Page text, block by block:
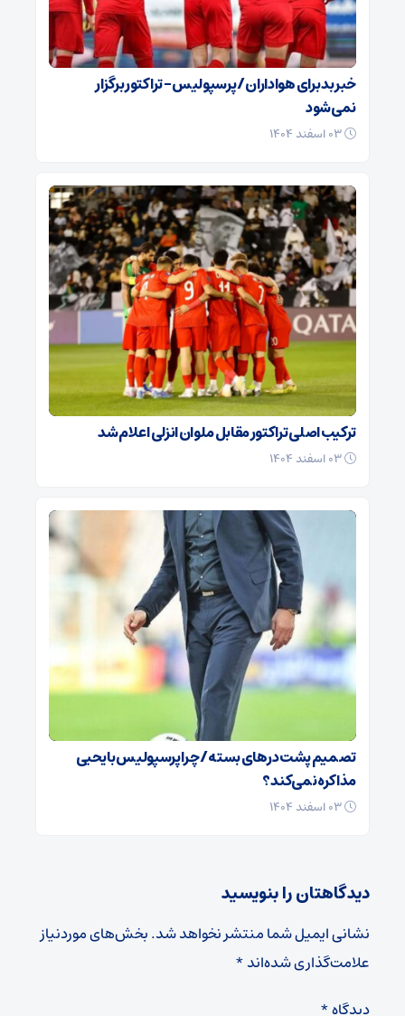
خبر بد برای هواداران / پرسپولیس – تراکتور برگزار
نمی‌شود
ترکیب اصلی تراکتور مقابل ملوان انزلی اعلام شد
تصمیم پشت در‌های بسته / چرا پرسپولیس با یحیی
مذاکره نمی‌کند؟
دیدگاهتان را بنویسید
نشانی ایمیل شما منتشر نخواهد شد.بخش‌های موردنیاز
علامت‌گذاری شده‌اند*
دیدگاه*